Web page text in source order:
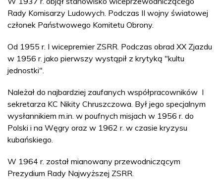
Rady Komisarzy Ludowych. Podczas II wojny światowej
członek Państwowego Komitetu Obrony.
Od 1955 r. I wicepremier ZSRR. Podczas obrad XX Zjazdu
w 1956 r. jako pierwszy wystąpił z krytyką "kultu
jednostki".
Należał do najbardziej zaufanych współpracowników I
sekretarza KC Nikity Chruszczowa. Był jego specjalnym
wysłannikiem m.in. w poufnych misjach w 1956 r. do
Polski i na Węgry oraz w 1962 r. w czasie kryzysu
kubańskiego.
W 1964 r. został mianowany przewodniczącym
Prezydium Rady Najwyższej ZSRR.